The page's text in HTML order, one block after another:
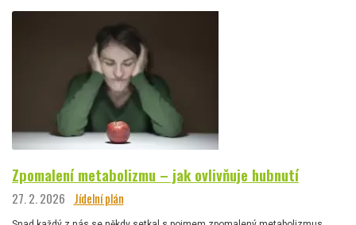
Zpomalení metabolizmu – jak ovlivňuje hubnutí
27. 2. 2026 Jídelní plán